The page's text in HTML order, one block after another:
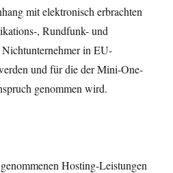
mit elektronisch erbrachten
, Rundfunk- und
Nichtunternehmer in EU-
und für die der Mini-One-
genommen wird.
Hosting-Leistungen